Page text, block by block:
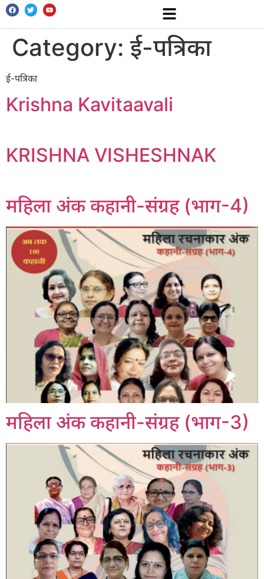
Category: ई-पत्रिका
ई-पत्रिका
Krishna Kavitaavali
KRISHNA VISHESHNAK
महिला अंक कहानी-संग्रह (भाग-4)
महिला अंक कहानी-संग्रह (भाग-3)